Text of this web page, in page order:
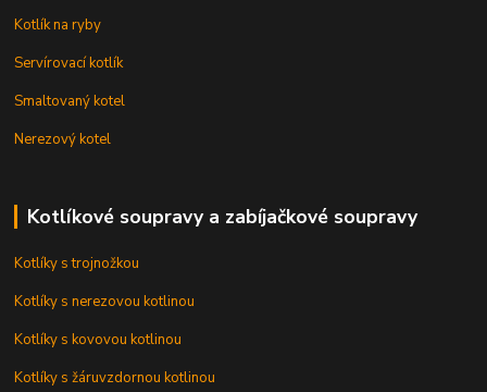
Kotlík na ryby
Servírovací kotlík
Smaltovaný kotel
Nerezový kotel
Kotlíkové soupravy a zabíjačkové soupravy
Kotlíky s trojnožkou
Kotlíky s nerezovou kotlinou
Kotlíky s kovovou kotlinou
Kotlíky s žáruvzdornou kotlinou